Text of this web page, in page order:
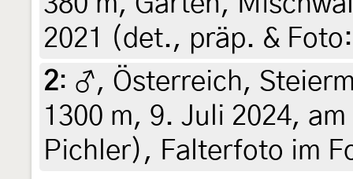
2021 (det., präp. &
2: ♂, Österreich,
1300 m, 9. Juli 2024,
Pichler), Falterfoto im